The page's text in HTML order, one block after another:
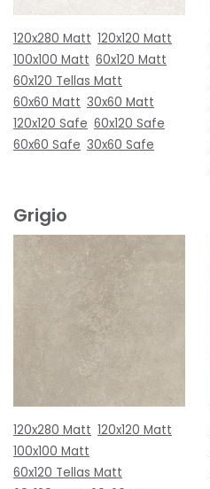
120x280 Matt 120x120 Matt
100x100 Matt 60x120 Matt
60x120 Tellas Matt
60x60 Matt 30x60 Matt
120x120 Safe 60x120 Safe
60x60 Safe 30x60 Safe
Grigio
120x280 Matt 120x120 Matt
100x100 Matt
60x120 Tellas Matt